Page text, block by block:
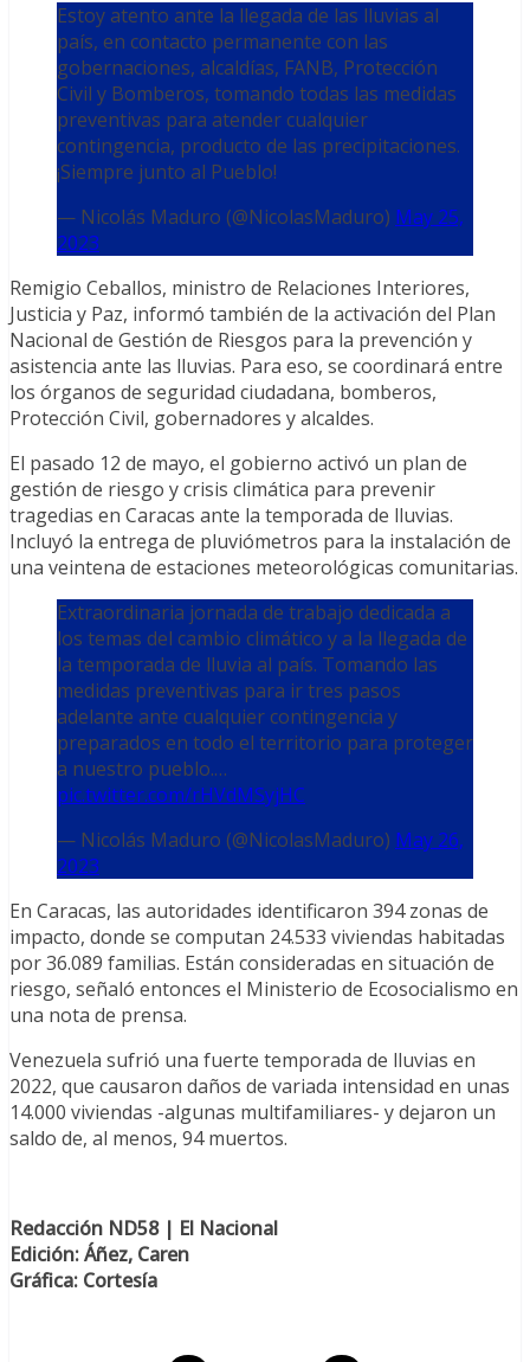
Estoy atento ante la llegada de las lluvias al
país, en contacto permanente con las
gobernaciones, alcaldías, FANB, Protección
Civil y Bomberos, tomando todas las medidas
preventivas para atender cualquier
contingencia, producto de las precipitaciones.
¡Siempre junto al Pueblo!
— Nicolás Maduro (@NicolasMaduro) May 25,
2023
Remigio Ceballos, ministro de Relaciones Interiores,
Justicia y Paz, informó también de la activación del Plan
Nacional de Gestión de Riesgos para la prevención y
asistencia ante las lluvias. Para eso, se coordinará entre
los órganos de seguridad ciudadana, bomberos,
Protección Civil, gobernadores y alcaldes.
El pasado 12 de mayo, el gobierno activó un plan de
gestión de riesgo y crisis climática para prevenir
tragedias en Caracas ante la temporada de lluvias.
Incluyó la entrega de pluviómetros para la instalación de
una veintena de estaciones meteorológicas comunitarias.
Extraordinaria jornada de trabajo dedicada a
los temas del cambio climático y a la llegada de
la temporada de lluvia al país. Tomando las
medidas preventivas para ir tres pasos
adelante ante cualquier contingencia y
preparados en todo el territorio para proteger
a nuestro pueblo.…
pic.twitter.com/rHVdMSyjHC
— Nicolás Maduro (@NicolasMaduro) May 26,
2023
En Caracas, las autoridades identificaron 394 zonas de
impacto, donde se computan 24.533 viviendas habitadas
por 36.089 familias. Están consideradas en situación de
riesgo, señaló entonces el Ministerio de Ecosocialismo en
una nota de prensa.
Venezuela sufrió una fuerte temporada de lluvias en
2022, que causaron daños de variada intensidad en unas
14.000 viviendas -algunas multifamiliares- y dejaron un
saldo de, al menos, 94 muertos.
Redacción ND58 | El Nacional
Edición: Áñez, Caren
Gráfica: Cortesía